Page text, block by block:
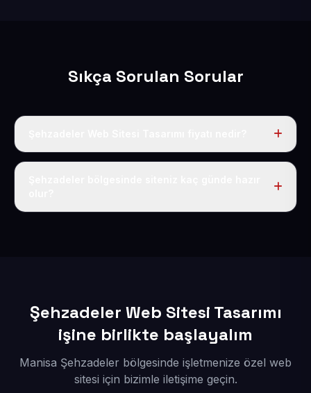
Sıkça Sorulan Sorular
Tek fiyat uygulanır: yıllık 50 USD + KDV. Bu bedele alan
Şehzadeler Web Sitesi Tasarımı
işine birlikte başlayalım
Manisa Şehzadeler bölgesinde işletmenize özel web
sitesi için bizimle iletişime geçin.